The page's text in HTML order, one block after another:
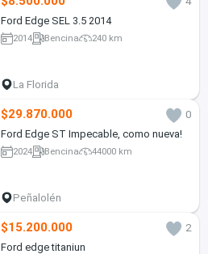
Ford Edge SEL 3.5 2014
2014 Bencina 240 km
La Florida
$29.870.000
0
Ford Edge ST Impecable, como nueva!
2024 Bencina 44000 km
Peñalolén
$15.200.000
2
Ford edge titaniun